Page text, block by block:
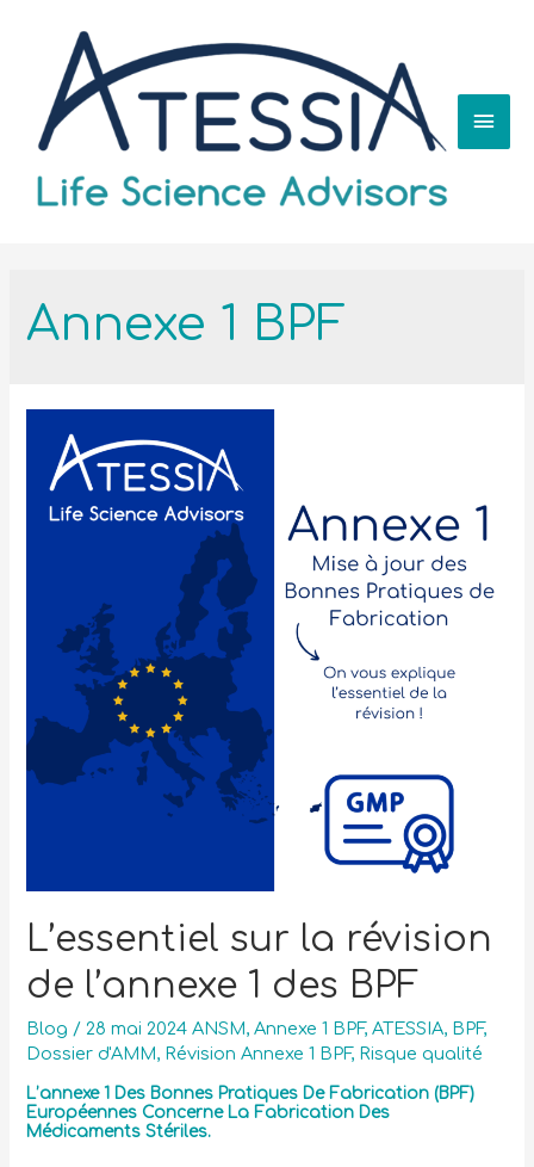
Annexe 1 BPF
L’essentiel sur la révision
de l’annexe 1 des BPF
Blog / 28 mai 2024 ANSM,Annexe 1 BPF,ATESSIA, BPF,
Dossier d'AMM, Révision Annexe 1 BPF, Risque qualité
L’annexe 1 Des Bonnes Pratiques De Fabrication (BPF)
Européennes Concerne La Fabrication Des
Médicaments Stériles.